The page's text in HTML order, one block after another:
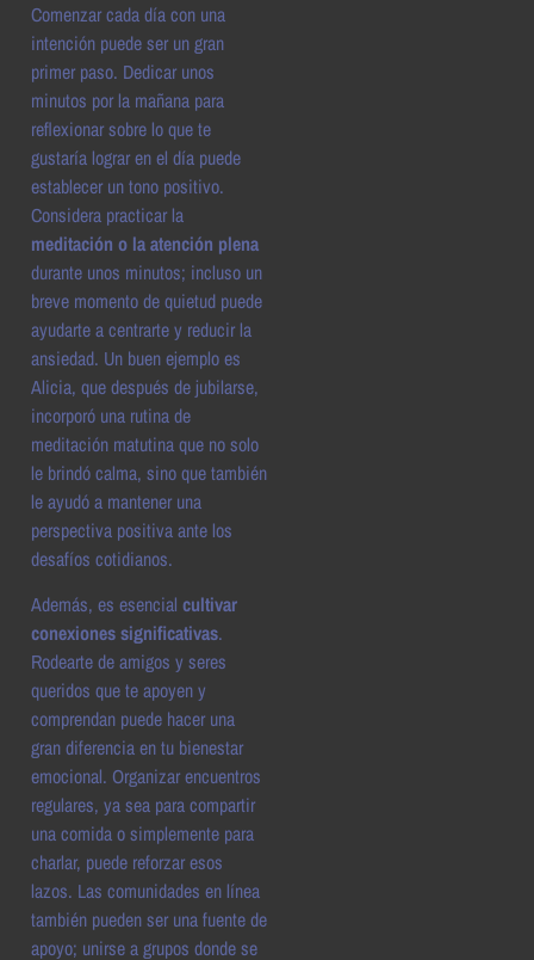
Comenzar cada día con una
intención puede ser un gran
primer paso. Dedicar unos
minutos por la mañana para
reflexionar sobre lo que te
gustaría lograr en el día puede
establecer un tono positivo.
Considera practicar la
meditación o la atención plena
durante unos minutos; incluso un
breve momento de quietud puede
ayudarte a centrarte y reducir la
ansiedad. Un buen ejemplo es
Alicia, que después de jubilarse,
incorporó una rutina de
meditación matutina que no solo
le brindó calma, sino que también
le ayudó a mantener una
perspectiva positiva ante los
desafíos cotidianos.
Además, es esencial cultivar
conexiones significativas.
Rodearte de amigos y seres
queridos que te apoyen y
comprendan puede hacer una
gran diferencia en tu bienestar
emocional. Organizar encuentros
regulares, ya sea para compartir
una comida o simplemente para
charlar, puede reforzar esos
lazos. Las comunidades en línea
también pueden ser una fuente de
apoyo; unirse a grupos donde se